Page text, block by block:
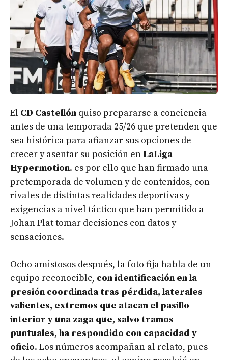
El CD Castellón quiso prepararse a conciencia
antes de una temporada 25/26 que pretenden que
sea histórica para afianzar sus opciones de
crecer y asentar su posición en LaLiga
Hypermotion. es por ello que han firmado una
pretemporada de volumen y de contenidos, con
rivales de distintas realidades deportivas y
exigencias a nivel táctico que han permitido a
Johan Plat tomar decisiones con datos y
sensaciones.
Ocho amistosos después, la foto fija habla de un
equipo reconocible, con identificación en la
presión coordinada tras pérdida, laterales
valientes, extremos que atacan el pasillo
interior y una zaga que, salvo tramos
puntuales, ha respondido con capacidad y
oficio. Los números acompañan al relato, pues